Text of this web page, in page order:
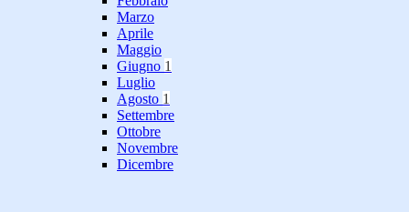
Marzo
Aprile
Maggio
Giugno 1
Luglio
Agosto 1
Settembre
Ottobre
Novembre
Dicembre